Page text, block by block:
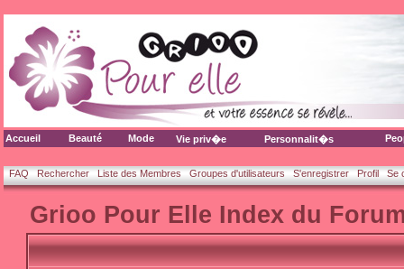
Accueil Beauté Mode Vie priv�e Personnalit�s
FAQ Rechercher Liste des Membres Groupes d'utilisateurs S'enregistrer Profil Se
Grioo Pour Elle Index du